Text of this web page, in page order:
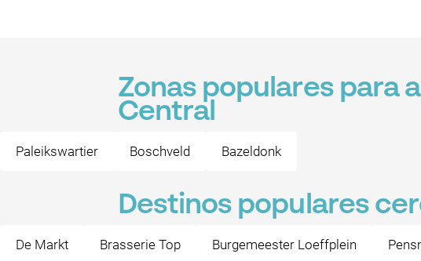
Zonas populares para
Central
Paleikswartier Boschveld Bazeldonk
Destinos populares
De Markt Brasserie Top Burgemeester Loeffplein